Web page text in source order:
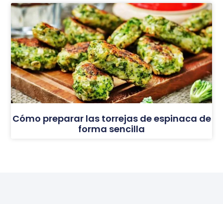
Cómo preparar las torrejas de espinaca de
forma sencilla